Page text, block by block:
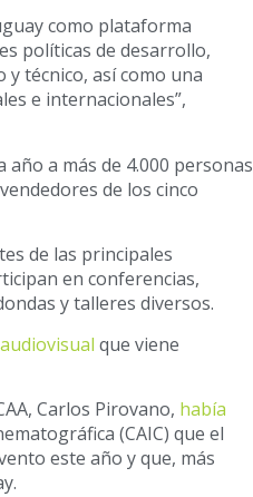
como plataforma
políticas de desarrollo,
técnico, así como una
e internacionales”,
año a más de 4.000 personas
de los cinco
de las principales
en conferencias,
y talleres diversos.
que viene
Carlos Pirovano, había
(CAIC) que el
este año y que, más